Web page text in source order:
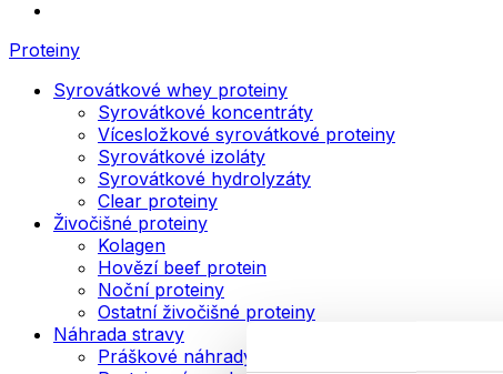
Proteiny
Syrovátkové whey proteiny
Syrovátkové koncentráty
Vícesložkové syrovátkové proteiny
Syrovátkové izoláty
Syrovátkové hydrolyzáty
Clear proteiny
Živočišné proteiny
Kolagen
Hovězí beef protein
Noční proteiny
Ostatní živočišné proteiny
Náhrada stravy
Práškové náhrady stravy